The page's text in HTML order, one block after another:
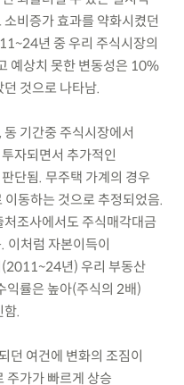
비증가 효과를 약화시켰던
년 중 우리 주식시장의
예상치 못한 변동성은 10%
것으로 나타남.
기간중 주식시장에서
자되면서 추가적인
단됨. 무주택 가계의 경우
동하는 것으로 추정되었음.
조사에서도 주식매각대금
이처럼 자본이득이
(2011~24년) 우리 부동산
익률은 높아(주식의 2배)
함.
던 여건에 변화의 조짐이
주가가 빠르게 상승